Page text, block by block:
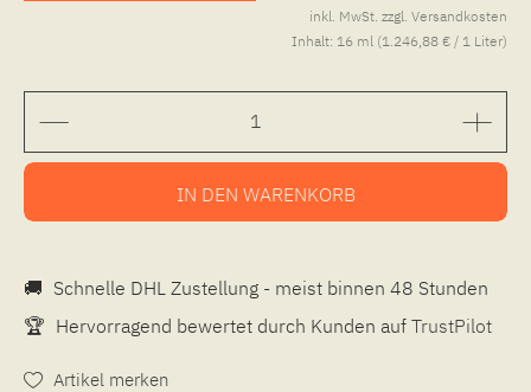
inkl. MwSt. zzgl. Versandkosten
Inhalt: 16 ml (1.246,88 € / 1 Liter)
IN DEN WARENKORB
🚚 Schnelle DHL Zustellung - meist binnen 48 Stunden
🏆 Hervorragend bewertet durch Kunden auf TrustPilot
Artikel merken